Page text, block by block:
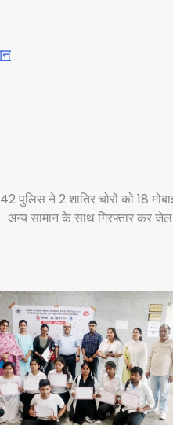
पुलिस ने 2 शातिर चोरों को 18
अन्य सामान के साथ गिरफ्तार कर